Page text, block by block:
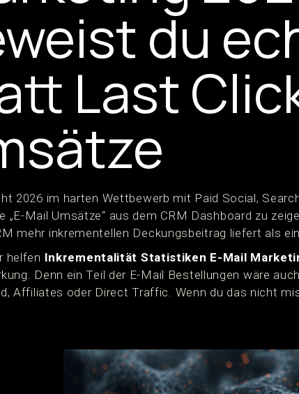
du
Last
2026 im harten Wettbewerb mit Paid Social,
„E-Mail Umsätze“ aus dem CRM Dashboard zu
mehr inkrementellen Deckungsbeitrag liefert als
helfen Inkrementalität Statistiken E-Mail
Denn ein Teil der E-Mail Bestellungen wäre
Affiliates oder Direct Traffic. Wenn du das nicht